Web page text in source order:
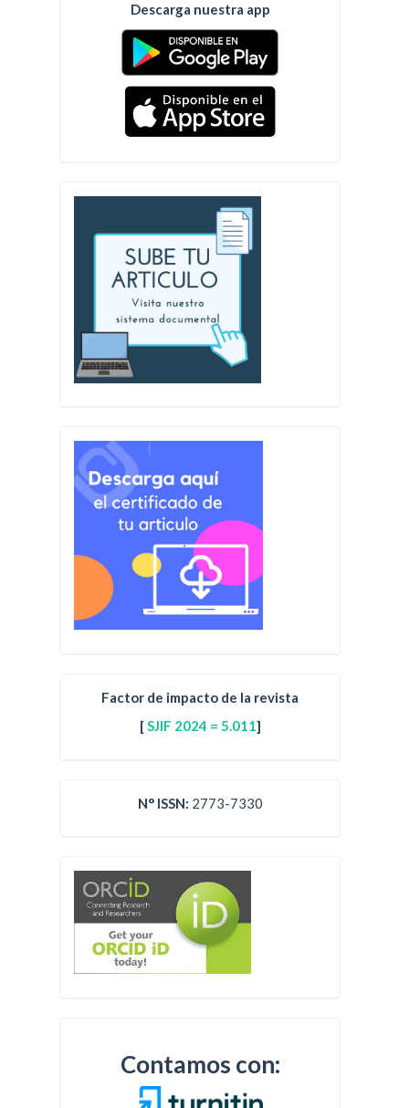
Descarga nuestra app
Factor de impacto de la revista
[SJIF 2024 = 5.011]
N° ISSN: 2773-7330
Contamos con: